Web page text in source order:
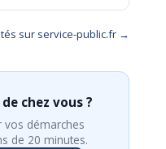
sur service-public.fr →
chez vous ?
vos démarches
de 20 minutes.